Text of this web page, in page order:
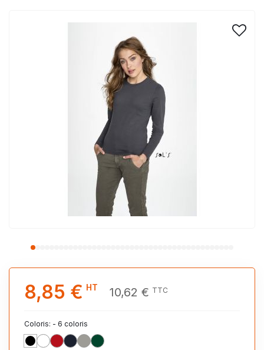
8,85 € HT 10,62 € TTC
Coloris: - 6 coloris
NOIR_PROFOND_309
BLANC_102
ROUGE_145
FRENCH_MARINE_319
GRIS_CHINE_350
VERT_BOUTEILLE_264